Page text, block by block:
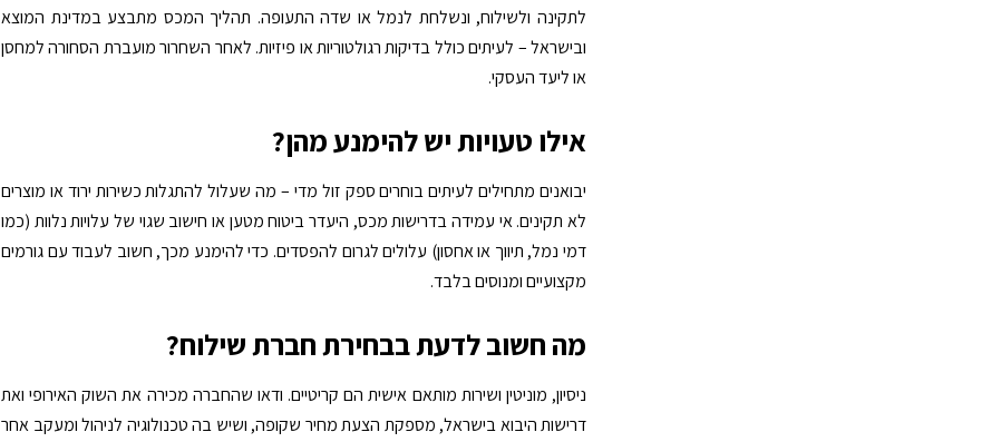
לתקינה ולשילוח, ונשלחת לנמל או שדה התעופה. תהליך המכס מתבצע במדינת המוצא
ובישראל – לעיתים כולל בדיקות רגולטוריות או פיזיות. לאחר השחרור מועברת הסחורה למחסן
או ליעד העסקי.
אילו טעויות יש להימנע מהן?
יבואנים מתחילים לעיתים בוחרים ספק זול מדי – מה שעלול להתגלות כשירות ירוד או מוצרים
לא תקינים. אי עמידה בדרישות מכס, היעדר ביטוח מטען או חישוב שגוי של עלויות נלוות (כמו
דמי נמל, תיווך או אחסון) עלולים לגרום להפסדים. כדי להימנע מכך, חשוב לעבוד עם גורמים
מקצועיים ומנוסים בלבד.
מה חשוב לדעת בבחירת חברת שילוח?
ניסיון, מוניטין ושירות מותאם אישית הם קריטיים. ודאו שהחברה מכירה את השוק האירופי ואת
דרישות היבוא בישראל, מספקת הצעת מחיר שקופה, ושיש בה טכנולוגיה לניהול ומעקב אחר